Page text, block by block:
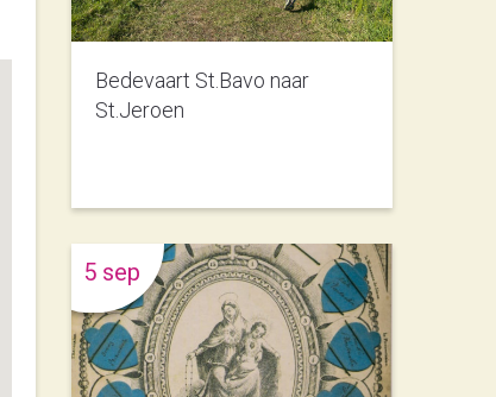
Bedevaart St.Bavo naar
St.Jeroen
5 sep